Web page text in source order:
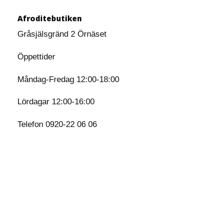
Afroditebutiken
Gråsjälsgränd 2 Örnäset
Öppettider
Måndag-Fredag 12:00-18:00
Lördagar 12:00-16:00
Telefon 0920-22 06 06